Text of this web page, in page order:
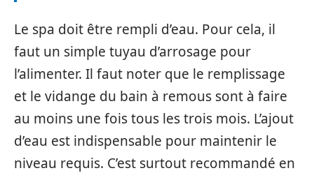
Le spa doit être rempli d’eau. Pour cela, il
faut un simple tuyau d’arrosage pour
l’alimenter. Il faut noter que le remplissage
et le vidange du bain à remous sont à faire
au moins une fois tous les trois mois. L’ajout
d’eau est indispensable pour maintenir le
niveau requis. C’est surtout recommandé en